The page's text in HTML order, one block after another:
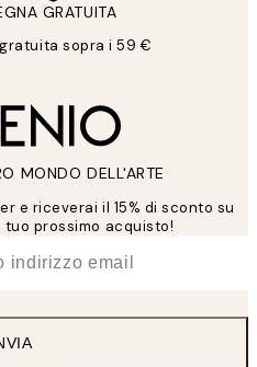
GRATUITA
sopra i 59 €
MONDO DELL'ARTE
e riceverai il 15% di sconto su
prossimo acquisto!